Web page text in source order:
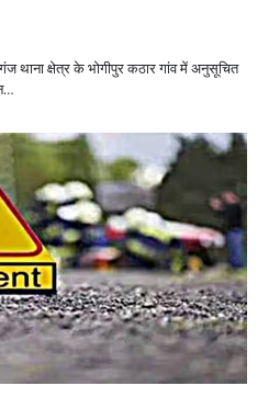
थाना क्षेत्र के भोगीपुर कठार गांव में अनुसूचित